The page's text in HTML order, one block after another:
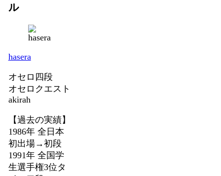
ル
hasera
オセロ四段
オセロクエスト
akirah
【過去の実績】
1986年 全日本
初出場→初段
1991年 全国学
生選手権3位タ